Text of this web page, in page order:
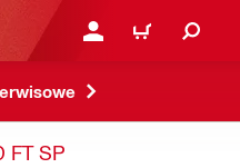
ZALOGUJ SIĘ LUB
KOSZYK
FT SP